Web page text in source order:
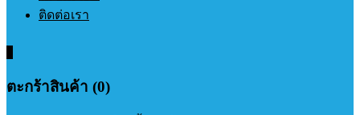
ติดต่อเรา
ตะกร้าสินค้า (0)